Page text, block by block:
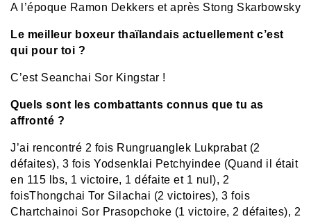
A l’époque Ramon Dekkers et après Stong Skarbowsky
Le meilleur boxeur thaïlandais actuellement c’est
qui pour toi ?
C’est Seanchai Sor Kingstar !
Quels sont les combattants connus que tu as
affronté ?
J’ai rencontré 2 fois Rungruanglek Lukprabat(2
défaites), 3 fois Yodsenklai Petchyindee (Quand il était
en 115 lbs, 1 victoire, 1 défaite et 1 nul), 2
foisThongchai Tor Silachai (2 victoires), 3 fois
Chartchainoi Sor Prasopchoke (1 victoire, 2 défaites), 2